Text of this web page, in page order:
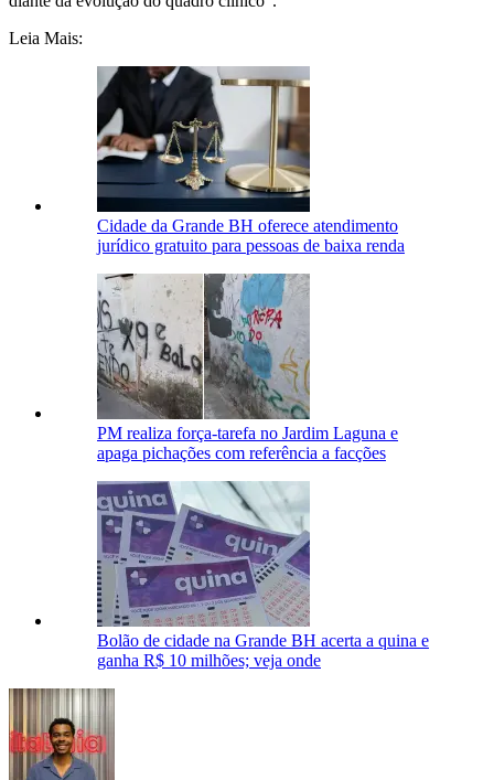
Leia Mais:
Cidade da Grande BH oferece atendimento
jurídico gratuito para pessoas de baixa renda
PM realiza força-tarefa no Jardim Laguna e
apaga pichações com referência a facções
Bolão de cidade na Grande BH acerta a quina e
ganha R$ 10 milhões; veja onde